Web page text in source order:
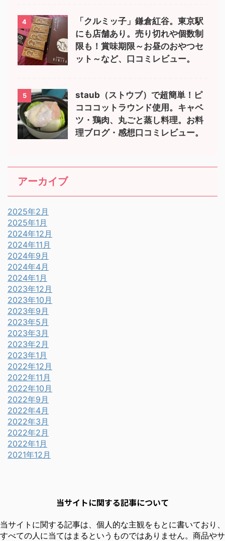
4
「クルミッ子」鎌倉紅谷。東京駅
にも店舗あり。売り切れや個数制
限も！賞味期限～お昼のおやつセ
ット～など、口コミレビュー。
5
staub（ストウブ）で超簡単！ピ
コココットラウンド使用。キャベ
ツ・鶏肉、丸ごと蒸し料理。お料
理ブログ・感想口コミレビュー。
アーカイブ
2025年2月
2025年1月
2024年12月
2024年11月
2024年9月
2024年4月
2024年1月
2023年12月
2023年10月
2023年9月
2023年5月
2023年3月
2023年2月
2023年1月
2022年12月
2022年11月
2022年10月
2022年9月
2022年4月
2022年3月
2022年2月
2022年1月
2021年12月
当サイトに関する記事について
当サイトに関する記事は、個人的な主観をもとに書いており、
すべての人に当てはまるというものではありません。商品やサ